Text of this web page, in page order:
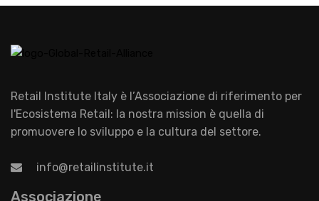
Retail Institute Italy è l’Associazione di riferimento per
l'Ecosistema Retail: la nostra mission è quella di
promuovere lo sviluppo e la cultura del settore.
info@retailinstitute.it
Associazione